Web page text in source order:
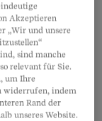
täglich viele
ihrem
verbunden
geht es
Akzeptieren
„Wir und unsere
sind manche
relevant für Sie.
um Ihre
widerrufen, indem
Rand der
unseres Website.